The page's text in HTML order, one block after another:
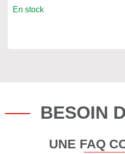
En stock
BESOIN
UNE FAQ